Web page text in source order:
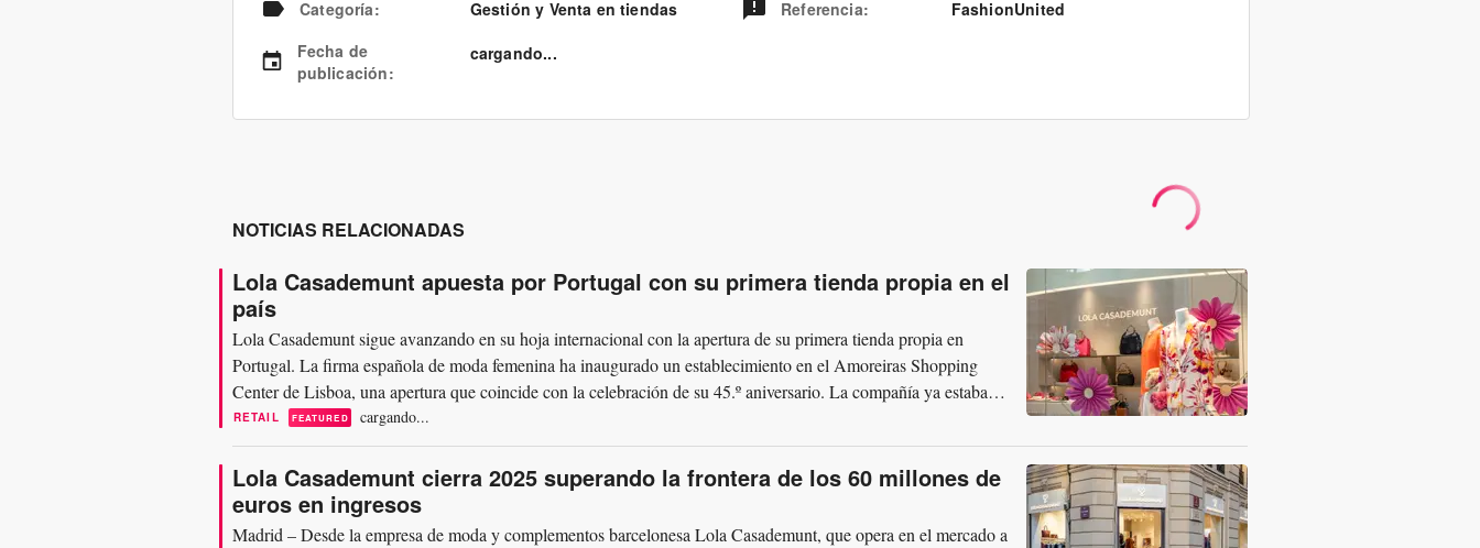
Categoría:
Gestión y Venta en tiendas
Fecha de
publicación:
cargando...
Referencia: FashionUnited
NOTICIAS RELACIONADAS
Lola Casademunt apuesta por Portugal con su primera tienda propia en el
país
Lola Casademunt sigue avanzando en su hoja internacional con la apertura de su primera tienda propia en
Portugal. La firma española de moda femenina ha inaugurado un establecimiento en el Amoreiras Shopping
Center de Lisboa, una apertura que coincide con la celebración de su 45.º aniversario. La compañía ya estaba
presente en el mercado luso...
RETAIL FEATURED cargando...
Lola Casademunt cierra 2025 superando la frontera de los 60 millones de
euros en ingresos
Madrid – Desde la empresa de moda y complementos barcelonesa Lola Casademunt, que opera en el mercado a